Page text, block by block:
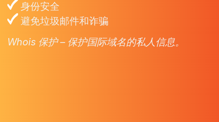
身份安全
避免垃圾邮件和诈骗
Whois 保护 – 保护国际域名的私人信息。